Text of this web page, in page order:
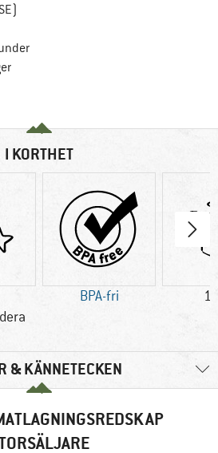
garanti - hitta all information här!
I KORTHET
BPA-fri
& KÄNNETECKEN